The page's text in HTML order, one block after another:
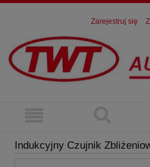
Zarejestruj się
Indukcyjny Czujnik